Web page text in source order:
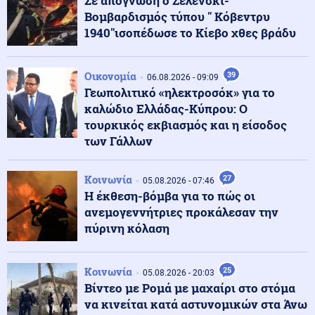
περί ύπαρξης πυρομαχικών στο αεροσκάφος κοντά
στο οποίο βρέθηκε drone
Κοινωνία 06.08.2026 - 21:29
Ιός του Δυτικού Νείλου: 23 νέα κρούσματα, τα
περισσότερα στην Αττική – 6 θάνατοι μέσα στο
καλοκαίρι
Κόσμος 06.08.2026 - 21:27
συνεργασία με τον Τραμπ
Ελληνοτουρκικά 06.08.2026 - 21:25
Αιγαίο: Εικονική αερομαχία ανάμεσα σε ελληνικά και
τουρκικά F-16 – Δεκάδες παραβιάσεις και παραβάσεις
Οικονομία 06.08.2026 - 21:21
Χρηματιστήριο Αθηνών: Ήπια διόρθωση μετά το ράλι –
Βομβαρδισμός τύπου " Κόβεντρυ
1940"ισοπέδωσε το Κίεβο χθες βράδυ
Οικονομία 06.08.2026 - 09:09 39
Γεωπολιτικό «ηλεκτροσόκ» για το
καλώδιο Ελλάδας-Κύπρου: Ο
τουρκικός εκβιασμός και η είσοδος
των Γάλλων
Κοινωνία 05.08.2026 - 07:46 27
Η έκθεση-βόμβα για το πώς οι
ανεμογεννήτριες προκάλεσαν την
πύρινη κόλαση
Κοινωνία 05.08.2026 - 20:03 25
Βίντεο με Ρομά με μαχαίρι στο στόμα
να κινείται κατά αστυνομικών στα Άνω